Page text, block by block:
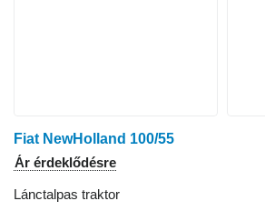
Fiat NewHolland 100/55
Ár érdeklődésre
Lánctalpas traktor